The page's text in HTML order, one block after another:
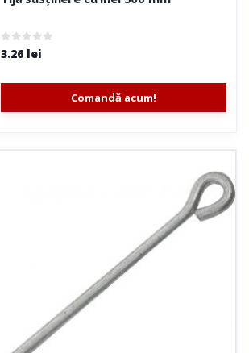
0out of 5
3.26 lei
Comandă acum!